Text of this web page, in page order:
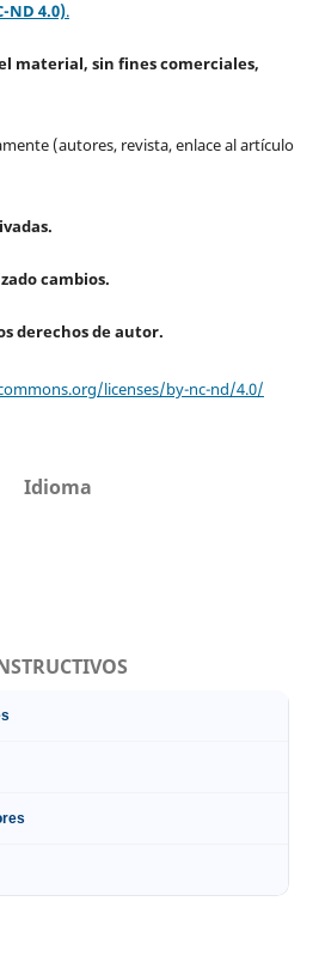
ND 4.0).
material, sin fines comerciales,
(autores, revista, enlace al artículo
cambios.
derechos de autor.
licenses/by-nc-nd/4.0/
Idioma